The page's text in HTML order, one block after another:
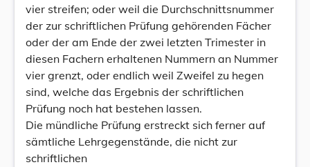
vier streifen; oder weil die Durchschnittsnummer
der zur schriftlichen Prüfung gehörenden Fächer
oder der am Ende der zwei letzten Trimester in
diesen Fachern erhaltenen Nummern an Nummer
vier grenzt, oder endlich weil Zweifel zu hegen
sind, welche das Ergebnis der schriftlichen
Prüfung noch hat bestehen lassen.
Die mündliche Prüfung erstreckt sich ferner auf
sämtliche Lehrgegenstände, die nicht zur
schriftlichen